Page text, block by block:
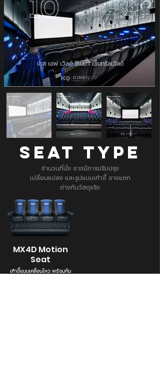
เอส เอฟ เวิลด์ ซีเนม่า เซ็นทรัลเวิลด์
SEAT TYPE
จำนวนที่นั่ง อาจมีการปรับปรุง
เปลี่ยนแปลง และรูปแบบเก้าอี้ อาจแตก
ต่างกับวัสดุจริง
MX4D Motion
Seat
เก้าอี้แบบเคลื่อนไหว พร้อมกับ